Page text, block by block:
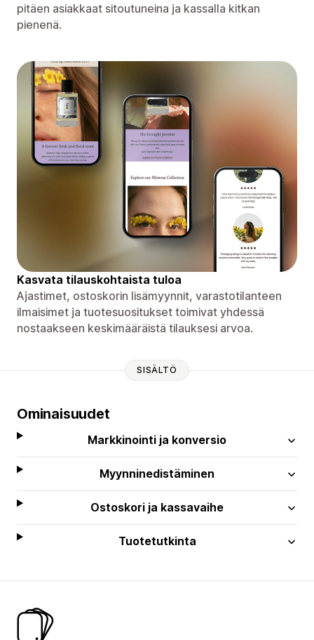
pitäen asiakkaat sitoutuneina ja kassalla kitkan
pienenä.
Kasvata tilauskohtaista tuloa
Ajastimet, ostoskorin lisämyynnit, varastotilanteen
ilmaisimet ja tuotesuositukset toimivat yhdessä
nostaakseen keskimääräistä tilauksesi arvoa.
SISÄLTÖ
Ominaisuudet
Markkinointi ja konversio
Myynninedistäminen
Ostoskori ja kassavaihe
Tuotetutkinta